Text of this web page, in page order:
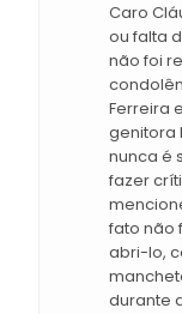
Caro
ou falta
não foi
Ferreira
genitora
nunca é
fazer
fato não
abri-lo,
durante